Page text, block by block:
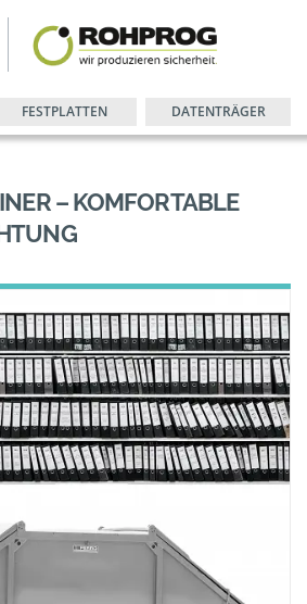
FESTPLATTEN DATENTRÄGER
– KOMFORTABLE